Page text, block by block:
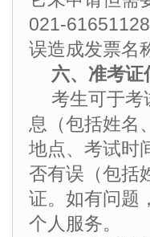
021-
误造成发票名
六、准考证
考生可于考
息（包括姓名
地点、考试时
否有误（包括
证。如有问题
个人服务。